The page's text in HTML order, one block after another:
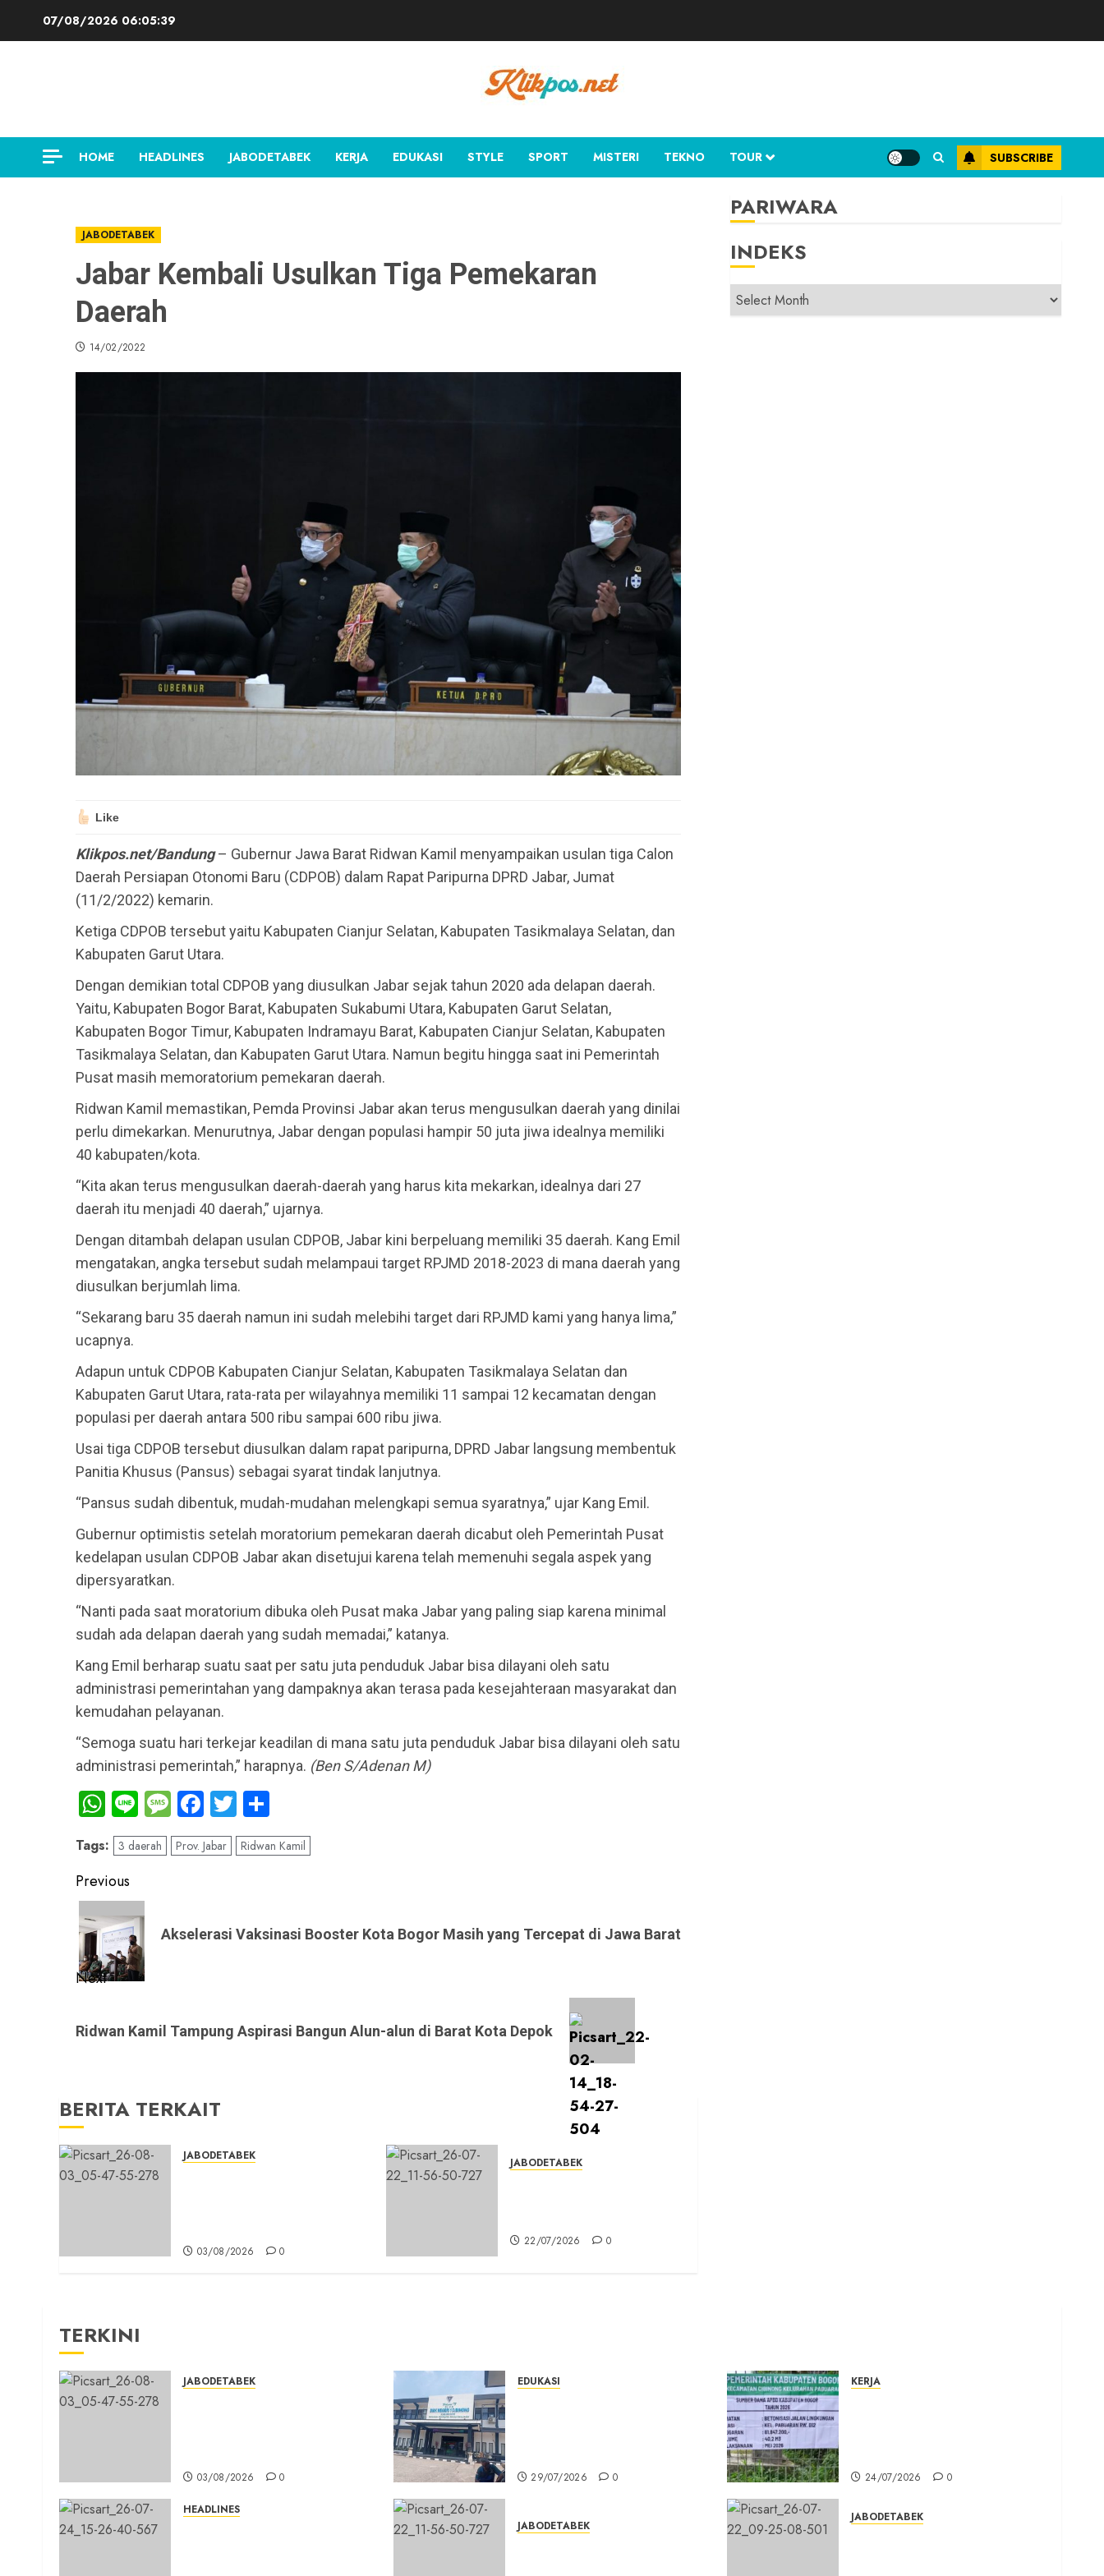
07/08/2026 06:05:39
HOME HEADLINES JABODETABEK KERJA EDUKASI STYLE SPORT MISTERI TEKNO TOUR SUBSCRIBE
JABODETABEK
Jabar Kembali Usulkan Tiga Pemekaran
Daerah
14/02/2022
Like
Klikpos.net/Bandung– Gubernur Jawa Barat Ridwan Kamil menyampaikan usulan tiga Calon
Daerah Persiapan Otonomi Baru (CDPOB) dalam Rapat Paripurna DPRD Jabar, Jumat
(11/2/2022) kemarin.
Ketiga CDPOB tersebut yaitu Kabupaten Cianjur Selatan, Kabupaten Tasikmalaya Selatan, dan
Kabupaten Garut Utara.
Dengan demikian total CDPOB yang diusulkan Jabar sejak tahun 2020 ada delapan daerah.
Yaitu, Kabupaten Bogor Barat, Kabupaten Sukabumi Utara, Kabupaten Garut Selatan,
Kabupaten Bogor Timur, Kabupaten Indramayu Barat, Kabupaten Cianjur Selatan, Kabupaten
Tasikmalaya Selatan, dan Kabupaten Garut Utara. Namun begitu hingga saat ini Pemerintah
Pusat masih memoratorium pemekaran daerah.
Ridwan Kamil memastikan, Pemda Provinsi Jabar akan terus mengusulkan daerah yang dinilai
perlu dimekarkan. Menurutnya, Jabar dengan populasi hampir 50 juta jiwa idealnya memiliki
40 kabupaten/kota.
“Kita akan terus mengusulkan daerah-daerah yang harus kita mekarkan, idealnya dari 27
daerah itu menjadi 40 daerah,” ujarnya.
Dengan ditambah delapan usulan CDPOB, Jabar kini berpeluang memiliki 35 daerah. Kang Emil
mengatakan, angka tersebut sudah melampaui target RPJMD 2018-2023 di mana daerah yang
diusulkan berjumlah lima.
“Sekarang baru 35 daerah namun ini sudah melebihi target dari RPJMD kami yang hanya lima,”
ucapnya.
Adapun untuk CDPOB Kabupaten Cianjur Selatan, Kabupaten Tasikmalaya Selatan dan
Kabupaten Garut Utara, rata-rata per wilayahnya memiliki 11 sampai 12 kecamatan dengan
populasi per daerah antara 500 ribu sampai 600 ribu jiwa.
Usai tiga CDPOB tersebut diusulkan dalam rapat paripurna, DPRD Jabar langsung membentuk
Panitia Khusus (Pansus) sebagai syarat tindak lanjutnya.
“Pansus sudah dibentuk, mudah-mudahan melengkapi semua syaratnya,” ujar Kang Emil.
Gubernur optimistis setelah moratorium pemekaran daerah dicabut oleh Pemerintah Pusat
kedelapan usulan CDPOB Jabar akan disetujui karena telah memenuhi segala aspek yang
dipersyaratkan.
“Nanti pada saat moratorium dibuka oleh Pusat maka Jabar yang paling siap karena minimal
sudah ada delapan daerah yang sudah memadai,” katanya.
Kang Emil berharap suatu saat per satu juta penduduk Jabar bisa dilayani oleh satu
administrasi pemerintahan yang dampaknya akan terasa pada kesejahteraan masyarakat dan
kemudahan pelayanan.
“Semoga suatu hari terkejar keadilan di mana satu juta penduduk Jabar bisa dilayani oleh satu
administrasi pemerintah,” harapnya. (Ben S/Adenan M)
WhatsApp
LineMessage
Facebook
Twitter
Tags: 3 daerah Prov. Jabar Ridwan Kamil
Post
navigation
Previous
Previous
post:
Akselerasi Vaksinasi Booster Kota Bogor Masih yang Tercepat di Jawa Barat
Next
post:
Ridwan Kamil Tampung Aspirasi Bangun Alun-alun di Barat Kota Depok
BERITA TERKAIT
JABODETABEK
03/08/2026 0
JABODETABEK
22/07/2026 0
PARIWARA
INDEKS
INDEKS
TERKINI
JABODETABEK
03/08/2026 0
EDUKASI
29/07/2026 0
KERJA
24/07/2026 0
HEADLINES
JABODETABEK
JABODETABEK